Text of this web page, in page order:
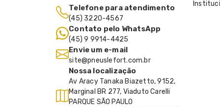
Telefone para atendimento
(45) 3220-4567
Contato pelo WhatsApp
(45) 9 9914-4425
Envie um e-mail
site@pneuslefort.com.br
Nossa localização
Av Aracy Tanaka Biazetto, 9152,
Marginal BR 277, Viaduto Carelli
PARQUE SÃO PAULO